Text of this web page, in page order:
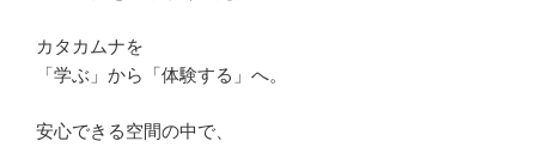
カタカムナを
「学ぶ」から「体験する」へ。
安心できる空間の中で、